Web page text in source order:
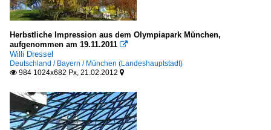
Herbstliche Impression aus dem Olympiapark München,
aufgenommen am 19.11.2011 
Willi Dressel
Deutschland / Bayern / München (Landeshauptstadt)
 984 1024x682 Px, 21.02.2012 